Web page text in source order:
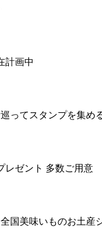
計画中
ってスタンプを集め
レゼント 多数ご用意
国美味いものお土産